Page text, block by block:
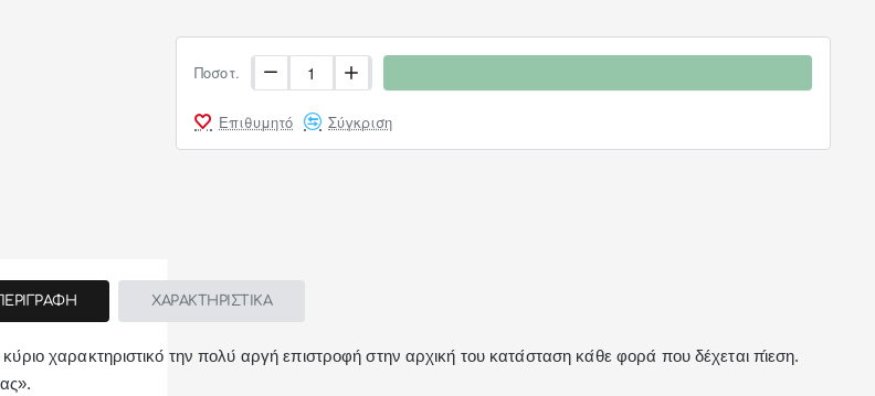
Ποσοτ.
Επιθυμητό Σύγκριση
ΧΑΡΑΚΤΗΡΙΣΤΙΚΑ
ριο χαρακτηριστικο την πολυ αργη ́επιστροφη ́στην αρχικη του κατασταση καθε φορα που δεχεται πιεση.